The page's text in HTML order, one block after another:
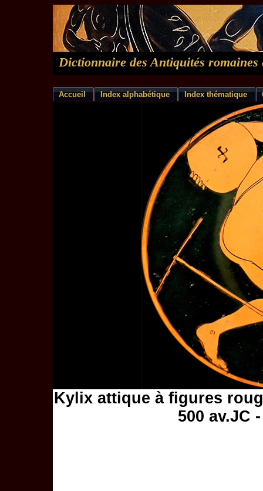
Dictionnaire des Antiquités romaines
Accueil Index alphabétique Index thématique
Kylix attique à figures
500 av.JC